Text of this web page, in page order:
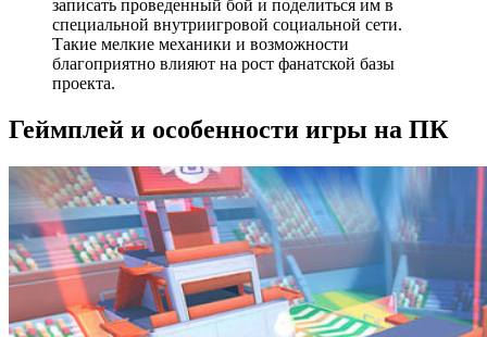
записать проведенный бой и поделиться им в
специальной внутриигровой социальной сети.
Такие мелкие механики и возможности
благоприятно влияют на рост фанатской базы
проекта.
Геймплей и особенности игры на ПК